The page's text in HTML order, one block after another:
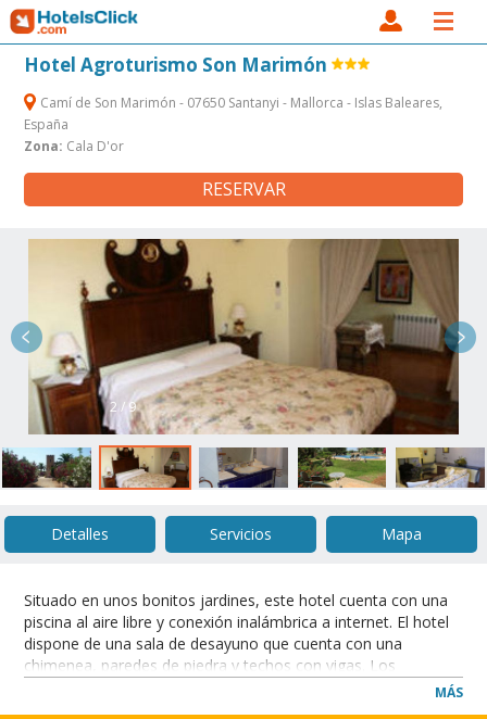
Hotel Agroturismo Son Marimón
Camí de Son Marimón - 07650 Santanyi - Mallorca - Islas Baleares,
España
Zona: Cala D'or
RESERVAR
2 / 9
Detalles Servicios Mapa
Situado en unos bonitos jardines, este hotel cuenta con una
piscina al aire libre y conexión inalámbrica a internet. El hotel
dispone de una sala de desayuno que cuenta con una
chimenea, paredes de piedra y techos con vigas. Los
huéspedes pueden relajarse en la terraza del hotel y disfrutar
MÁS